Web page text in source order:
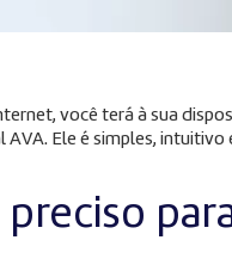
você terá à sua
AVA. Ele é simples, intuitivo
preciso